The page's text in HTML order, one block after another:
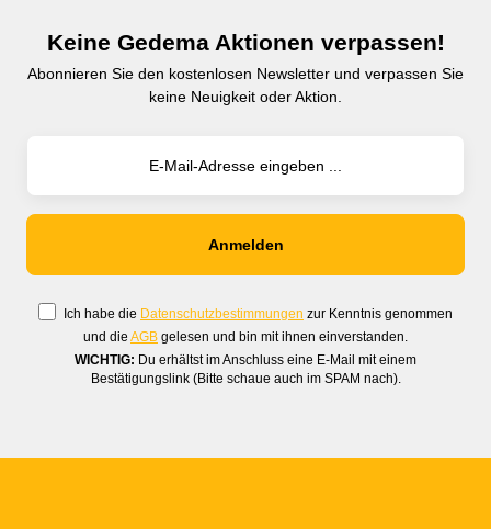
Keine Gedema Aktionen verpassen!
Abonnieren Sie den kostenlosen Newsletter und verpassen Sie
keine Neuigkeit oder Aktion.
Ich habe die Datenschutzbestimmungen zur Kenntnis genommen
und die AGB gelesen und bin mit ihnen einverstanden.
WICHTIG: Du erhältst im Anschluss eine E-Mail mit einem
Bestätigungslink (Bitte schaue auch im SPAM nach).